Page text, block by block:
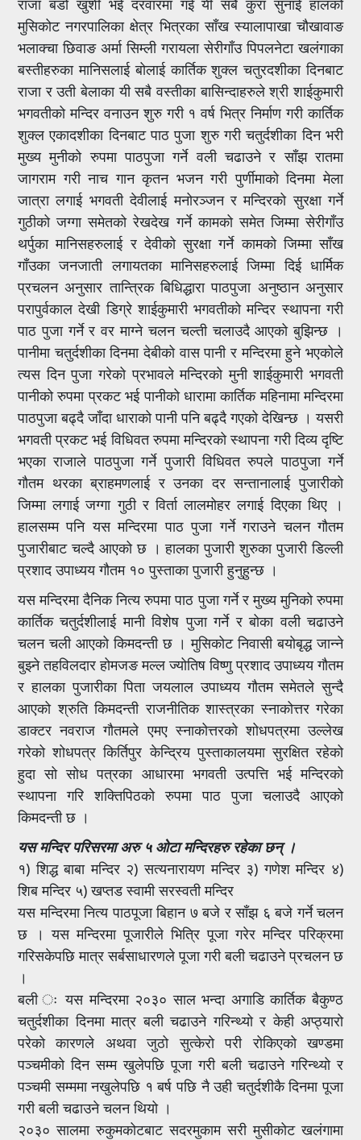
मुसिकोट नगरपालिका क्षेत्र भित्रका साँख स्यालापाखा चौखावाङ
भलाक्चा छिवाङ अर्मा सिम्ली गरायला सेरीगाँउ पिपलनेटा खलंगाका
बस्तीहरुका मानिसलाई बोलाई कार्तिक शुक्ल चतुरदशीका दिनबाट
राजा र उती बेलाका यी सबै वस्तीका बासिन्दाहरुले श्री शाईकुमारी
भगवतीको मन्दिर वनाउन शुरु गरी १ वर्ष भित्र निर्माण गरी कार्तिक
शुक्ल एकादशीका दिनबाट पाठ पुजा शुरु गरी चतुर्दशीका दिन भरी
मुख्य मुनीको रुपमा पाठपुजा गर्ने वली चढाउने र साँझ रातमा
जागराम गरी नाच गान कृतन भजन गरी पुर्णीमाको दिनमा मेला
जात्रा लगाई भगवती देवीलाई मनोरञ्जन र मन्दिरको सुरक्षा गर्ने
गुठीको जग्गा समेतको रेखदेख गर्ने कामको समेत जिम्मा सेरीगाँउ
थर्पुका मानिसहरुलाई र देवीको सुरक्षा गर्ने कामको जिम्मा साँख
गाँउका जनजाती लगायतका मानिसहरुलाई जिम्मा दिई धार्मिक
प्रचलन अनुसार तान्त्रिक बिधिद्धारा पाठपुजा अनुष्ठान अनुसार
परापुर्वकाल देखी डिग्रे शाईकुमारी भगवतीको मन्दिर स्थापना गरी
पाठ पुजा गर्ने र वर माग्ने चलन चल्ती चलाउदै आएको बुझिन्छ ।
पानीमा चतुर्दशीका दिनमा देबीको वास पानी र मन्दिरमा हुने भएकोले
त्यस दिन पुजा गरेको प्रभावले मन्दिरको मुनी शाईकुमारी भगवती
पानीको रुपमा प्रकट भई पानीको धारामा कार्तिक महिनामा मन्दिरमा
पाठपुजा बढ्दै जाँदा धाराको पानी पनि बढ्दै गएको देखिन्छ । यसरी
भगवती प्रकट भई विधिवत रुपमा मन्दिरको स्थापना गरी दिव्य दृष्टि
भएका राजाले पाठपुजा गर्ने पुजारी विधिवत रुपले पाठपुजा गर्ने
गौतम थरका ब्राहमणलाई र उनका दर सन्तानालाई पुजारीको
जिम्मा लगाई जग्गा गुठी र विर्ता लालमोहर लगाई दिएका थिए ।
हालसम्म पनि यस मन्दिरमा पाठ पुजा गर्ने गराउने चलन गौतम
पुजारीबाट चल्दै आएको छ । हालका पुजारी शुरुका पुजारी डिल्ली
प्रशाद उपाध्यय गौतम १० पुस्ताका पुजारी हुनुहुन्छ ।
यस मन्दिरमा दैनिक नित्य रुपमा पाठ पुजा गर्ने र मुख्य मुनिको रुपमा
कार्तिक चतुर्दशीलाई मानी विशेष पुजा गर्ने र बोका वली चढाउने
चलन चली आएको किमदन्ती छ । मुसिकोट निवासी बयोबृद्ध जान्ने
बुझ्ने तहविलदार होमजङ मल्ल ज्योतिष विष्णु प्रशाद उपाध्यय गौतम
र हालका पुजारीका पिता जयलाल उपाध्यय गौतम समेतले सुन्दै
आएको श्रुति किमदन्ती राजनीतिक शास्त्रका स्नाकोत्तर गरेका
डाक्टर नवराज गौतमले एमए स्नाकोत्तरको शोधपत्रमा उल्लेख
गरेको शोधपत्र किर्तिपुर केन्द्रिय पुस्ताकालयमा सुरक्षित रहेको
हुदा सो सोध पत्रका आधारमा भगवती उत्पत्ति भई मन्दिरको
स्थापना गरि शक्तिपिठको रुपमा पाठ पुजा चलाउदै आएको
किमदन्ती छ ।
यस मन्दिर परिसरमा अरु ५ ओटा मन्दिरहरु रहेका छन् ।
१) शिद्ध बाबा मन्दिर २) सत्यनारायण मन्दिर ३) गणेश मन्दिर ४)
शिब मन्दिर ५) खप्तड स्वामी सरस्वती मन्दिर
यस मन्दिरमा नित्य पाठपूजा बिहान ७ बजे र साँझ ६ बजे गर्ने चलन
छ । यस मन्दिरमा पूजारीले भित्रि पूजा गरेर मन्दिर परिक्रमा
गरिसकेपछि मात्र सर्बसाधारणले पूजा गरी बली चढाउने प्रचलन छ
।
बली ः यस मन्दिरमा २०३० साल भन्दा अगाडि कार्तिक बैकुण्ठ
चतुर्दशीका दिनमा मात्र बली चढाउने गरिन्थ्यो र केही अप्ठ्यारो
परेको कारणले अथवा जुठो सुत्केरो परी रोकिएको खण्डमा
पञ्चमीको दिन सम्म खुलेपछि पूजा गरी बली चढाउने गरिन्थ्यो र
पञ्चमी सम्ममा नखुलेपछि १ बर्ष पछि नै उही चतुर्दशीकै दिनमा पूजा
गरी बली चढाउने चलन थियो ।
२०३० सालमा रुकुमकोटबाट सदरमुकाम सरी मुसीकोट खलंगामा